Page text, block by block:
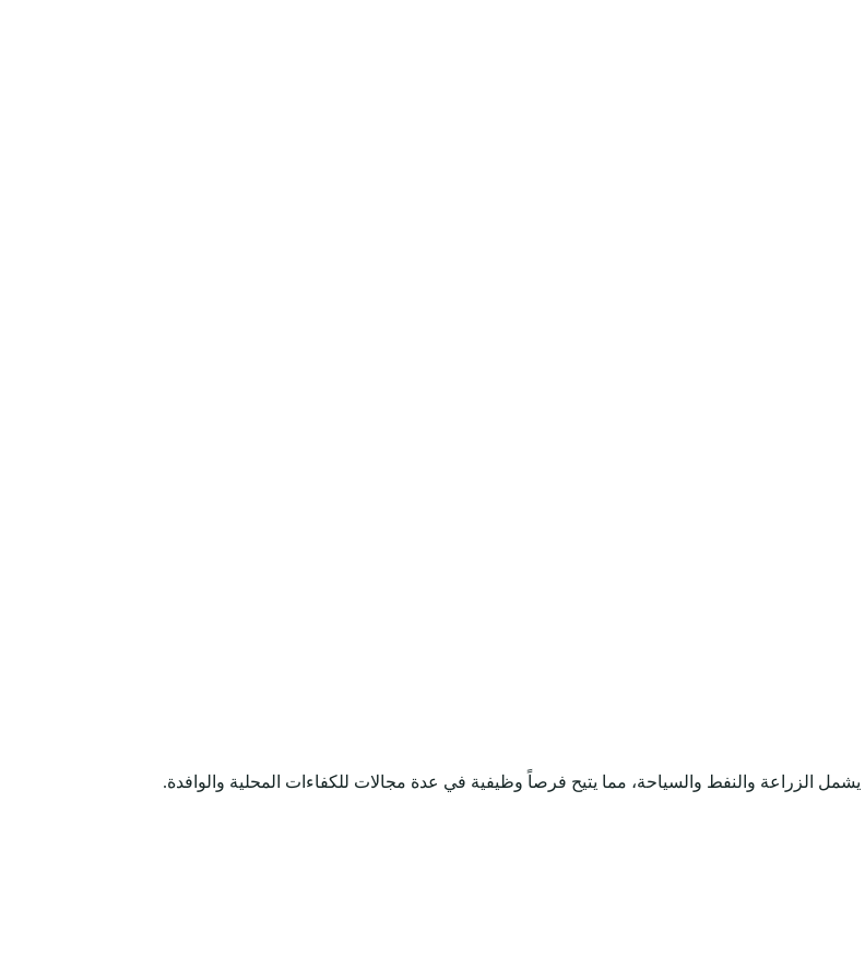
يشمل الزراعة والنفط والسياحة، مما يتيح فرصاً وظيفية في عدة مجالات للكفاءات المحلية والوافدة.